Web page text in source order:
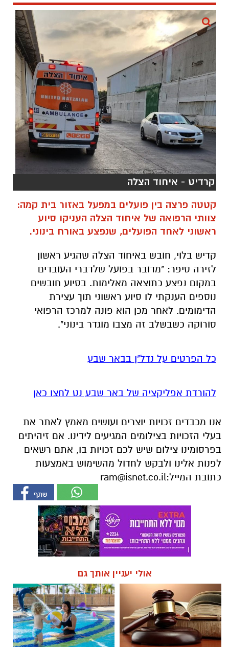
קרדיט - איחוד הצלה
קטטה פרצה בין פועלים במפעל באזור בית קמה:
צוותי הרפואה של איחוד הצלה העניקו סיוע
ראשוני לאחד הפועלים, שנפצע באורח בינוני.
קדיש בלוי, חובש באיחוד הצלה שהגיע ראשון
לזירה סיפר: "מדובר בפועל שלדברי העובדים
במקום נפצע כתוצאה מאלימות. בסיוע חובשים
נוספים הענקתי לו סיוע ראשוני תוך עצירת
הדימומים. לאחר מכן הוא פונה למרכז הרפואי
סורוקה כשבשלב זה מצבו מוגדר בינוני".
כל הפרטים על נדל"ן בבאר שבע
להורדת אפליקציה של באר שבע נט לחצו כאן
אנו מכבדים זכויות יוצרים ועושים מאמץ לאתר את
בעלי הזכויות בצילומים המגיעים לידינו. אם זיהיתים
בפרסומינו צילום שיש לכם זכויות בו, אתם רשאים
לפנות אלינו ולבקש לחדול מהשימוש באמצעות
כתובת המייל:ram@isnet.co.il
אולי יעניין אותך גם